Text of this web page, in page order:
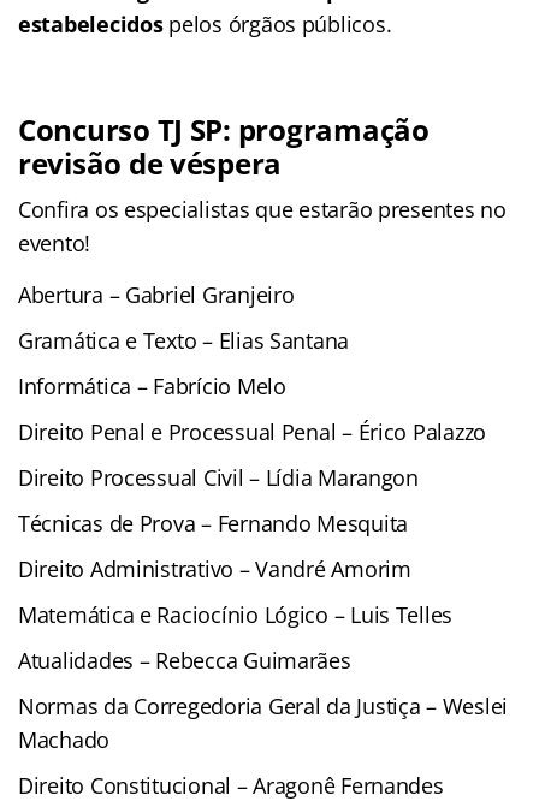
estabelecidospelos órgãos públicos.
Concurso TJ SP: programação
revisão de véspera
Confira os especialistas que estarão presentes no
evento!
Abertura – Gabriel Granjeiro
Gramática e Texto – Elias Santana
Informática – Fabrício Melo
Direito Penal e Processual Penal – Érico Palazzo
Direito Processual Civil – Lídia Marangon
Técnicas de Prova – Fernando Mesquita
Direito Administrativo – Vandré Amorim
Matemática e Raciocínio Lógico – Luis Telles
Atualidades – Rebecca Guimarães
Normas da Corregedoria Geral da Justiça – Weslei
Machado
Direito Constitucional – Aragonê Fernandes